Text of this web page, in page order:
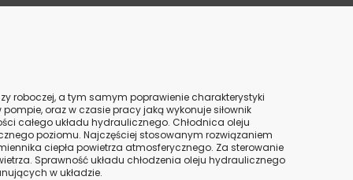
roboczej, a tym samym poprawienie charakterystyki
oraz w czasie pracy jaką wykonuje siłownik
całego układu hydraulicznego. Chłodnica oleju
poziomu. Najczęściej stosowanym rozwiązaniem
ciepła powietrza atmosferycznego. Za sterowanie
Sprawność układu chłodzenia oleju hydraulicznego
w układzie.